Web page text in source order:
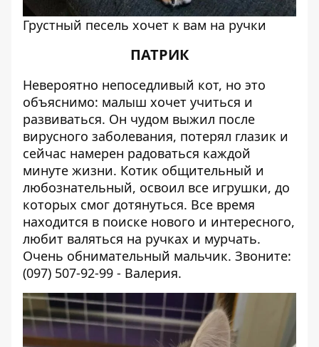
Грустный песель хочет к вам на ручки
ПАТРИК
Невероятно непоседливый кот, но это
объяснимо: малыш хочет учиться и
развиваться. Он чудом выжил после
вирусного заболевания, потерял глазик и
сейчас намерен радоваться каждой
минуте жизни. Котик общительный и
любознательный, освоил все игрушки, до
которых смог дотянуться. Все время
находится в поиске нового и интересного,
любит валяться на ручках и мурчать.
Очень обнимательный мальчик. Звоните:
(097) 507-92-99 - Валерия.